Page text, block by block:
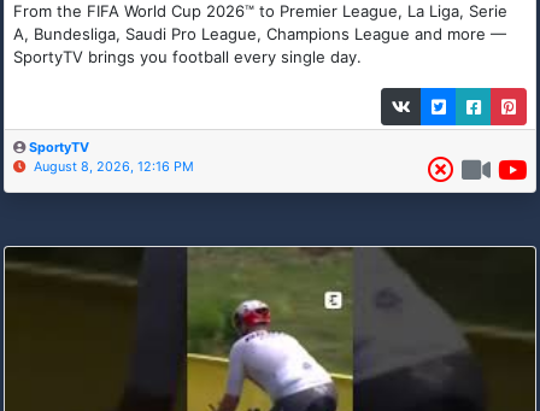
From the FIFA World Cup 2026™ to Premier League, La Liga, Serie
A, Bundesliga, Saudi Pro League, Champions League and more —
SportyTV brings you football every single day.
SportyTV
August 8, 2026, 12:16 PM